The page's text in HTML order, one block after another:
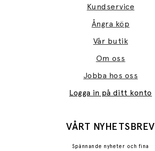
Kundservice
Ångra köp
Vår butik
Om oss
Jobba hos oss
Logga in på ditt konto
VÅRT NYHETSBREV
Spännande nyheter och fina